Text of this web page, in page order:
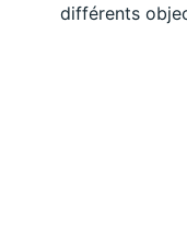
différents